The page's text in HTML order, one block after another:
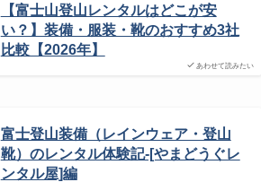
あわせて読みたい
【富士山登山レンタルはどこが安
い？】装備・服装・靴のおすすめ3社
比較【2026年】
富士登山装備（レインウェア・登山
靴）のレンタル体験記-[やまどうぐレ
ンタル屋]編